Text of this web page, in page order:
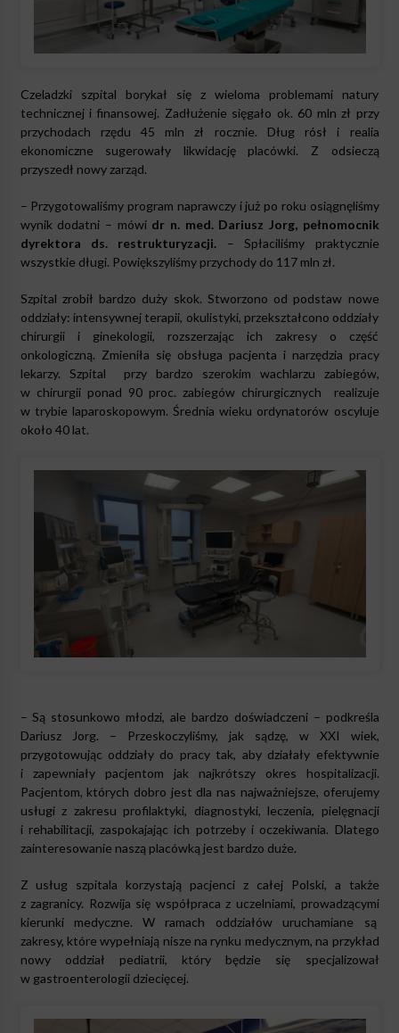
Czeladzki szpital borykał się z wieloma problemami natury
technicznej i finansowej. Zadłużenie sięgało ok. 60 mln zł przy
przychodach rzędu 45 mln zł rocznie. Dług rósł i realia
ekonomiczne sugerowały likwidację placówki. Z odsieczą
przyszedł nowy zarząd.
– Przygotowaliśmy program naprawczy i już po roku osiągnęliśmy
wynik dodatni – mówi dr n. med. Dariusz Jorg, pełnomocnik
dyrektora ds. restrukturyzacji. – Spłaciliśmy praktycznie
wszystkie długi. Powiększyliśmy przychody do 117 mln zł.
Szpital zrobił bardzo duży skok. Stworzono od podstaw nowe
oddziały: intensywnej terapii, okulistyki, przekształcono oddziały
chirurgii i ginekologii, rozszerzając ich zakresy o część
onkologiczną. Zmieniła się obsługa pacjenta i narzędzia pracy
lekarzy. Szpital przy bardzo szerokim wachlarzu zabiegów,
w chirurgii ponad 90 proc. zabiegów chirurgicznych realizuje
w trybie laparoskopowym. Średnia wieku ordynatorów oscyluje
około 40 lat.
– Są stosunkowo młodzi, ale bardzo doświadczeni – podkreśla
Dariusz Jorg. – Przeskoczyliśmy, jak sądzę, w XXI wiek,
przygotowując oddziały do pracy tak, aby działały efektywnie
i zapewniały pacjentom jak najkrótszy okres hospitalizacji.
Pacjentom, których dobro jest dla nas najważniejsze, oferujemy
usługi z zakresu profilaktyki, diagnostyki, leczenia, pielęgnacji
i rehabilitacji, zaspokajając ich potrzeby i oczekiwania. Dlatego
zainteresowanie naszą placówką jest bardzo duże.
Z usług szpitala korzystają pacjenci z całej Polski, a także
z zagranicy. Rozwija się współpraca z uczelniami, prowadzącymi
kierunki medyczne. W ramach oddziałów uruchamiane są
zakresy, które wypełniają nisze na rynku medycznym, na przykład
nowy oddział pediatrii, który będzie się specjalizował
w gastroenterologii dziecięcej.